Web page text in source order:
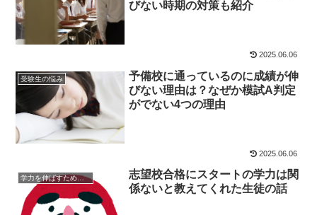
びない時期の対策も紹介
2025.06.06
受験生の悩み
予備校に通っているのに成績が伸
びない理由は？なぜか模試A判定
がでない4つの理由
2025.06.06
学力を伸ばすためのヒント
志望校合格にスタートの学力は関
係ないと教えてくれた生徒の話